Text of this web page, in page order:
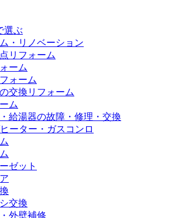
選ぶ
・リノベーション
リフォーム
ーム
ォーム
交換リフォーム
ム
給湯器の故障・修理・交換
ーター・ガスコンロ
ゼット
交換
外壁補修